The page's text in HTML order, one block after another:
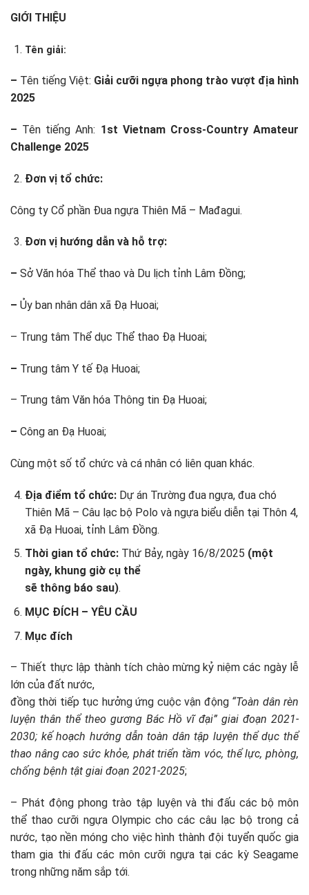
GIỚI THIỆU
Tên giải:
– Tên tiếng Việt: Giải cưỡi ngựa phong trào vượt địa hình
2025
– Tên tiếng Anh: 1st Vietnam Cross-Country Amateur
Challenge 2025
Đơn vị tổ chức:
Công ty Cổ phần Đua ngựa Thiên Mã – Mađagui.
Đơn vị hướng dẫn và hỗ trợ:
– Sở Văn hóa Thể thao và Du lịch tỉnh Lâm Đồng;
– Ủy ban nhân dân xã Đạ Huoai;
– Trung tâm Thể dục Thể thao Đạ Huoai;
– Trung tâm Y tế Đạ Huoai;
– Trung tâm Văn hóa Thông tin Đạ Huoai;
– Công an Đạ Huoai;
Cùng một số tổ chức và cá nhân có liên quan khác.
Địa điểm tổ chức: Dự án Trường đua ngựa, đua chó
Thiên Mã – Câu lạc bộ Polo và ngựa biểu diễn tại Thôn 4,
xã Đạ Huoai, tỉnh Lâm Đồng.
Thời gian tổ chức:Thứ Bảy, ngày 16/8/2025 (một
ngày, khung giờ cụ thể
sẽ thông báo sau).
MỤC ĐÍCH – YÊU CẦU
Mục đích
– Thiết thực lập thành tích chào mừng kỷ niệm các ngày lễ
lớn của đất nước,
đồng thời tiếp tục hưởng ứng cuộc vận động “Toàn dân rèn
luyện thân thể theo gương Bác Hồ vĩ đại” giai đoạn 2021-
2030; kế hoạch hướng dẫn toàn dân tập luyện thể dục thể
thao nâng cao sức khỏe, phát triển tầm vóc, thể lực, phòng,
chống bệnh tật giai đoạn 2021-2025;
– Phát động phong trào tập luyện và thi đấu các bộ môn
thể thao cưỡi ngựa Olympic cho các câu lạc bộ trong cả
nước, tạo nền móng cho việc hình thành đội tuyển quốc gia
tham gia thi đấu các môn cưỡi ngựa tại các kỳ Seagame
trong những năm sắp tới.